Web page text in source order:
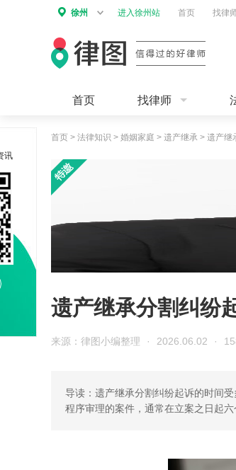
徐州 进入徐州站 首页 找律
首页 找律师
首页 > 法律知识 > 婚姻家庭 > 遗产继承 > 遗产继
遗产继承分割纠纷
来源：律图小编整理 · 2026.06.02 ·
导读：遗产继承分割纠纷起诉的时间
程序审理的案件，通常在立案之日起
讯